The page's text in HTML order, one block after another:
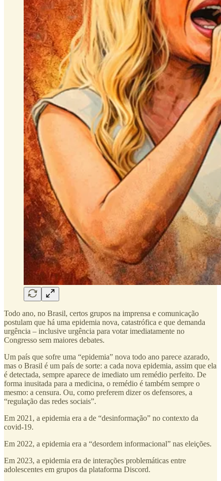
Todo ano, no Brasil, certos grupos na imprensa e comunicação
postulam que há uma epidemia nova, catastrófica e que demanda
urgência – inclusive urgência para votar imediatamente no
Congresso sem maiores debates.
Um país que sofre uma “epidemia” nova todo ano parece azarado,
mas o Brasil é um país de sorte: a cada nova epidemia, assim que ela
é detectada, sempre aparece de imediato um remédio perfeito. De
forma inusitada para a medicina, o remédio é também sempre o
mesmo: a censura. Ou, como preferem dizer os defensores, a
“regulação das redes sociais”.
Em 2021, a epidemia era a de “desinformação” no contexto da
covid-19.
Em 2022, a epidemia era a “desordem informacional” nas eleições.
Em 2023, a epidemia era de interações problemáticas entre
adolescentes em grupos da plataforma Discord.